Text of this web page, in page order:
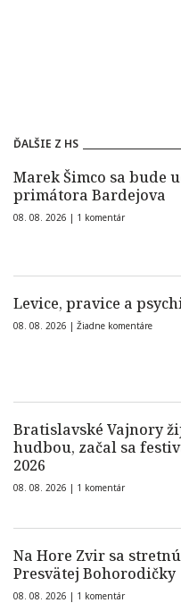
ĎALŠIE Z HS
Marek Šimco sa bude
primátora Bardejova
08. 08. 2026 | 1 komentár
Levice, pravice a
08. 08. 2026 | Žiadne komentáre
Bratislavské Vajnory
hudbou, začal sa
2026
08. 08. 2026 | 1 komentár
Na Hore Zvir sa
Presvätej Bohorodičky
08. 08. 2026 | 1 komentár